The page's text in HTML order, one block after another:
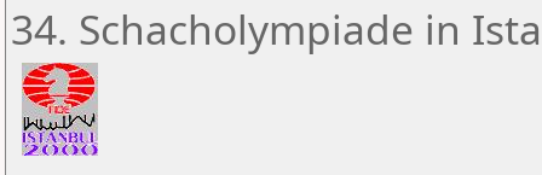
34. Schacholympiade in